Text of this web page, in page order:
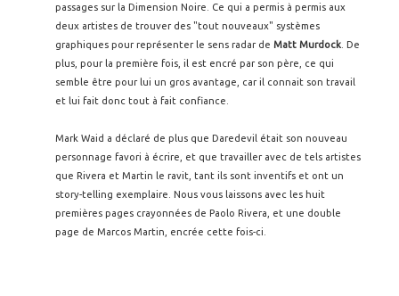
passages sur la Dimension Noire. Ce qui a permis à permis aux
deux artistes de trouver des "tout nouveaux" systèmes
graphiques pour représenter le sens radar de Matt Murdock . De
plus, pour la première fois, il est encré par son père, ce qui
semble être pour lui un gros avantage, car il connait son travail
et lui fait donc tout à fait confiance.
Mark Waid a déclaré de plus que Daredevil était son nouveau
personnage favori à écrire, et que travailler avec de tels artistes
que Rivera et Martin le ravit, tant ils sont inventifs et ont un
story-telling exemplaire. Nous vous laissons avec les huit
premières pages crayonnées de Paolo Rivera, et une double
page de Marcos Martin, encrée cette fois-ci.